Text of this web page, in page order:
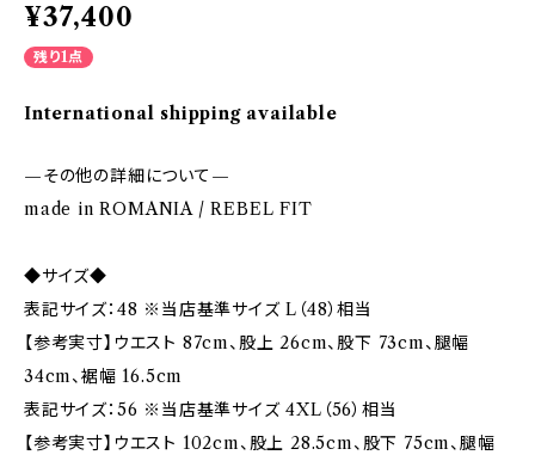
¥37,400
残り1点
International shipping available
—その他の詳細について—
made in ROMANIA / REBEL FIT
◆サイズ◆
表記サイズ：48 ※当店基準サイズ L（48）相当
【参考実寸】ウエスト 87cm、股上 26cm、股下 73cm、腿幅
34cm、裾幅 16.5cm
表記サイズ：56 ※当店基準サイズ 4XL（56）相当
【参考実寸】ウエスト 102cm、股上 28.5cm、股下 75cm、腿幅